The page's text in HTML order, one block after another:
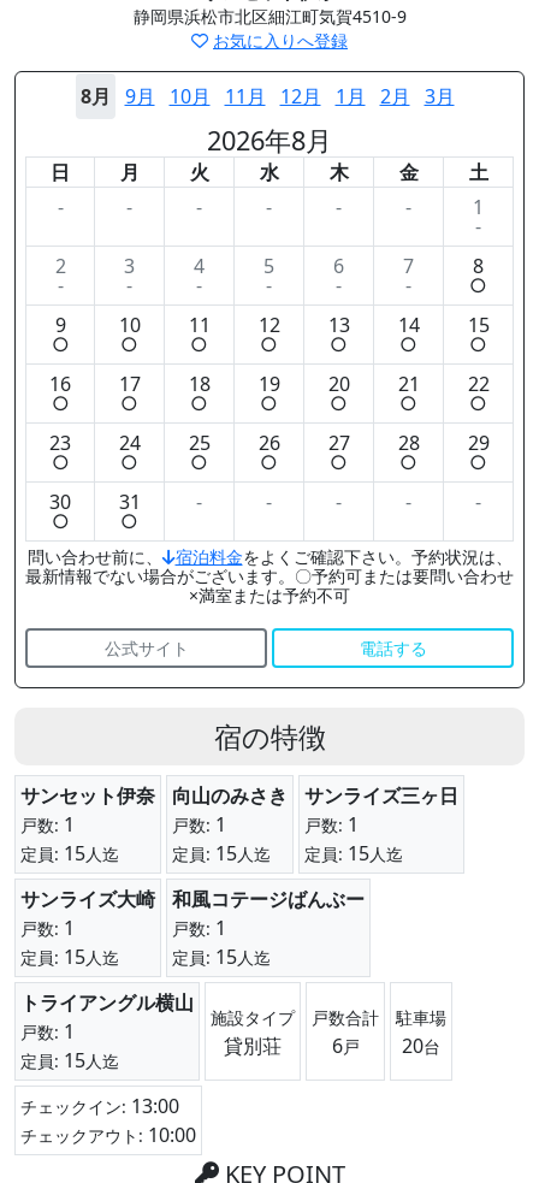
静岡県浜松市北区細江町気賀4510-9
お気に入りへ登録
8月 9月 10月 11月 12月 1月 2月 3月
2026年8月
日 月 火 水 木 金
土
-
- - - - - 1
-
2
-
3
-
4
-
5
-
6
-
7
-
8
○
9
○
10
○
11
○
12
○
13
○
14
○
15
○
16
○
17
○
18
○
19
○
20
○
21
○
22
○
23
○
24
○
25
○
26
○
27
○
28
○
29
○
30
○
31
○
- - - - -
問い合わせ前に、 宿泊料金をよくご確認下さい。予約状況は、
最新情報でない場合がございます。〇予約可または要問い合わせ
×満室または予約不可
公式サイト 電話する
宿の特徴
サンセット伊奈
戸数: 1
定員: 15人迄
向山のみさき
戸数: 1
定員: 15人迄
サンライズ三ヶ日
戸数: 1
定員: 15人迄
サンライズ大崎
戸数: 1
定員: 15人迄
和風コテージばんぶー
戸数: 1
定員: 15人迄
トライアングル横山
戸数: 1
定員: 15人迄
施設タイプ
貸別荘
戸数合計
6戸
駐車場
20台
チェックイン: 13:00
チェックアウト: 10:00
KEY POINT